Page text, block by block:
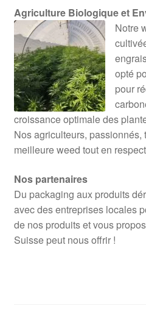
Agriculture Biologique et
Notre
opté
pour
croissance optimale des
Nos agriculteurs,
meilleure weed tout en
Nos partenaires
Du packaging aux produits
avec des entreprises locales
de nos produits et vous
Suisse peut nous offrir !